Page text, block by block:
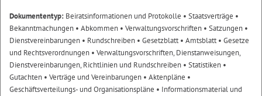
Dokumententyp: Beiratsinformationen und Protokolle • Staatsverträge •
Bekanntmachungen • Abkommen • Verwaltungsvorschriften • Satzungen •
Dienstvereinbarungen • Rundschreiben • Gesetzblatt• Amtsblatt• Gesetze
und Rechtsverordnungen • Verwaltungsvorschriften, Dienstanweisungen,
Dienstvereinbarungen, Richtlinien und Rundschreiben • Statistiken •
Gutachten • Verträge und Vereinbarungen • Aktenpläne •
Geschäftsverteilungs- und Organisationspläne • Informationsmaterial und